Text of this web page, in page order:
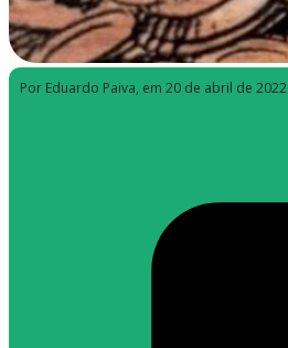
Por Eduardo Paiva, em 20 de abril de 2022